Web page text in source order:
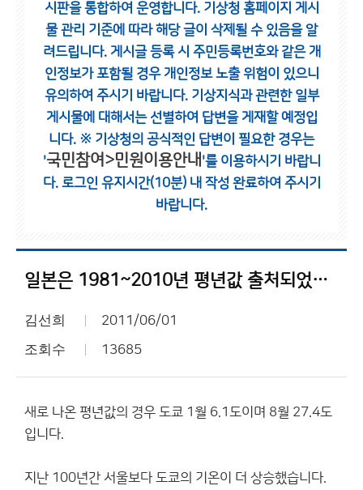
시판을 통합하여 운영합니다. 기상청 홈페이지 게시
물 관리 기준에 따라 해당 글이 삭제될 수 있음을 알
려드립니다. 게시글 등록 시 주민등록번호와 같은 개
인정보가 포함될 경우 개인정보 노출 위험이 있으니
유의하여 주시기 바랍니다. 기상지식과 관련한 일부
게시물에 대해서는 선별하여 답변을 게재할 예정입
니다. ※ 기상청의 공식적인 답변이 필요한 경우는
'국민참여>민원이용안내 '를 이용하시기 바랍니
다. 로그인 유지시간(10분) 내 작성 완료하여 주시기
바랍니다.
일본은 1981~2010년 평년값 출처되었네요.
김선희 2011/06/01
조회수 13685
새로 나온 평년값의 경우 도쿄 1월 6.1도이며 8월 27.4도
입니다.
지난 100년간 서울보다 도쿄의 기온이 더 상승했습니다.